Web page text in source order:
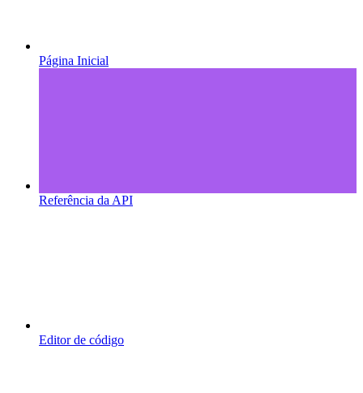
Página Inicial
Referência da API
Editor de código